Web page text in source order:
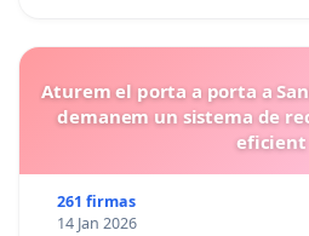
Aturem el porta a porta a
demanem un sistema de
eficient
261 firmas
14 Jan 2026